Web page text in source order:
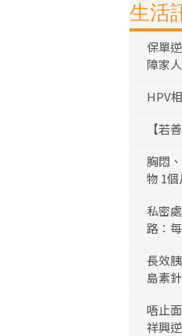
生活
保單
障家
HPV
【若
胸悶
物 1
私密
路：
長效
島素
唔止
祥興